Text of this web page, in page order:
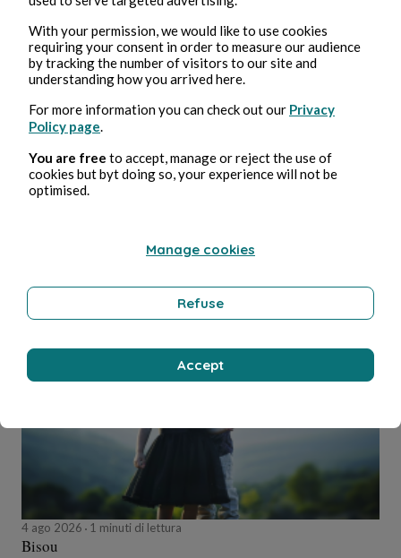
Bernard Ducosson
4 ago 2026minuti di lettura
4 ago 2026 1 minuti di lettura
Bisou
With your permission, we would like to use cookies
requiring your consent in order to measure our audience
by tracking the number of visitors to our site and
understanding how you arrived here.
For more information you can check out our Privacy
Policy page
You are free to accept, manage or reject the use of
cookies but byt doing so, your experience will not be
optimised.
Manage cookies
Refuse
Accept